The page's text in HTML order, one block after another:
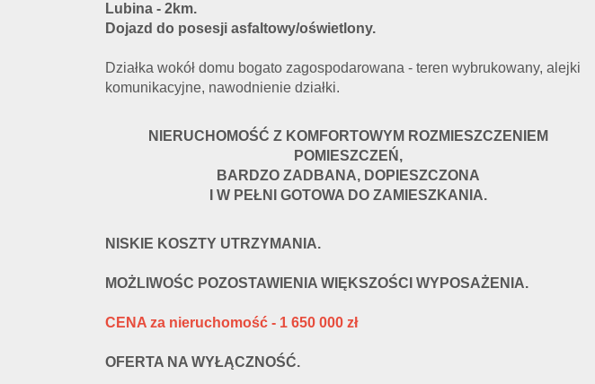
Lubina - 2km.
Dojazd do posesji asfaltowy/oświetlony.
Działka wokół domu bogato zagospodarowana - teren wybrukowany, alejki
komunikacyjne, nawodnienie działki.
NIERUCHOMOŚĆ Z KOMFORTOWYM ROZMIESZCZENIEM
POMIESZCZEŃ,
BARDZO ZADBANA, DOPIESZCZONA
I W PEŁNI GOTOWA DO ZAMIESZKANIA.
NISKIE KOSZTY UTRZYMANIA.
MOŻLIWOŚC POZOSTAWIENIA WIĘKSZOŚCI WYPOSAŻENIA.
CENA za nieruchomość - 1 650 000 zł
OFERTA NA WYŁĄCZNOŚĆ.